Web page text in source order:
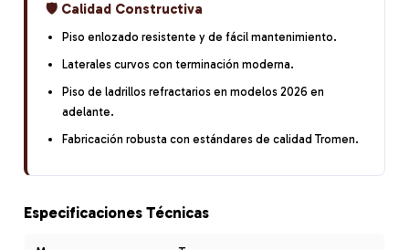
🛡️ Calidad Constructiva
Piso enlozado resistente y de fácil mantenimiento.
Laterales curvos con terminación moderna.
Piso de ladrillos refractarios en modelos 2026 en
adelante.
Fabricación robusta con estándares de calidad Tromen.
Especificaciones Técnicas